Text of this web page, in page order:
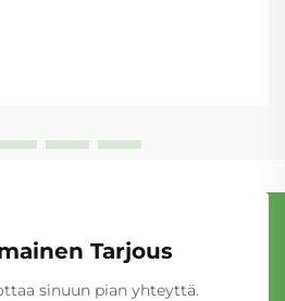
Tarjous
sinuun pian yhteyttä.